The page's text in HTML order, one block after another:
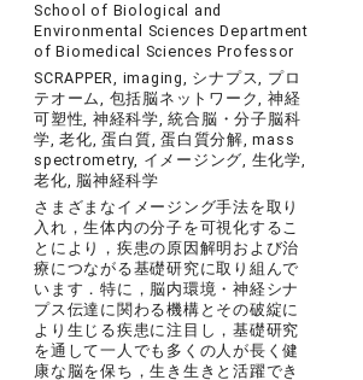
School of Biological and
Environmental Sciences Department
of Biomedical Sciences Professor
SCRAPPER, imaging, シナプス, プロ
テオーム, 包括脳ネットワーク, 神経
可塑性, 神経科学, 統合脳・分子脳科
学, 老化, 蛋白質, 蛋白質分解, mass
spectrometry, イメージング, 生化学,
老化, 脳神経科学
さまざまなイメージング手法を取り
入れ，生体内の分子を可視化するこ
とにより，疾患の原因解明および治
療につながる基礎研究に取り組んで
います．特に，脳内環境・神経シナ
プス伝達に関わる機構とその破綻に
より生じる疾患に注目し，基礎研究
を通して一人でも多くの人が長く健
康な脳を保ち，生き生きと活躍でき